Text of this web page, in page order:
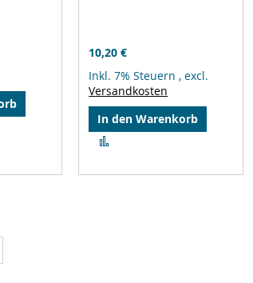
10,20 €
Inkl. 7% Steuern ,excl.
Versandkosten
In den Warenkorb